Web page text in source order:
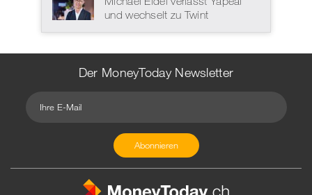
und wechselt zu Twint
Der MoneyToday Newsletter